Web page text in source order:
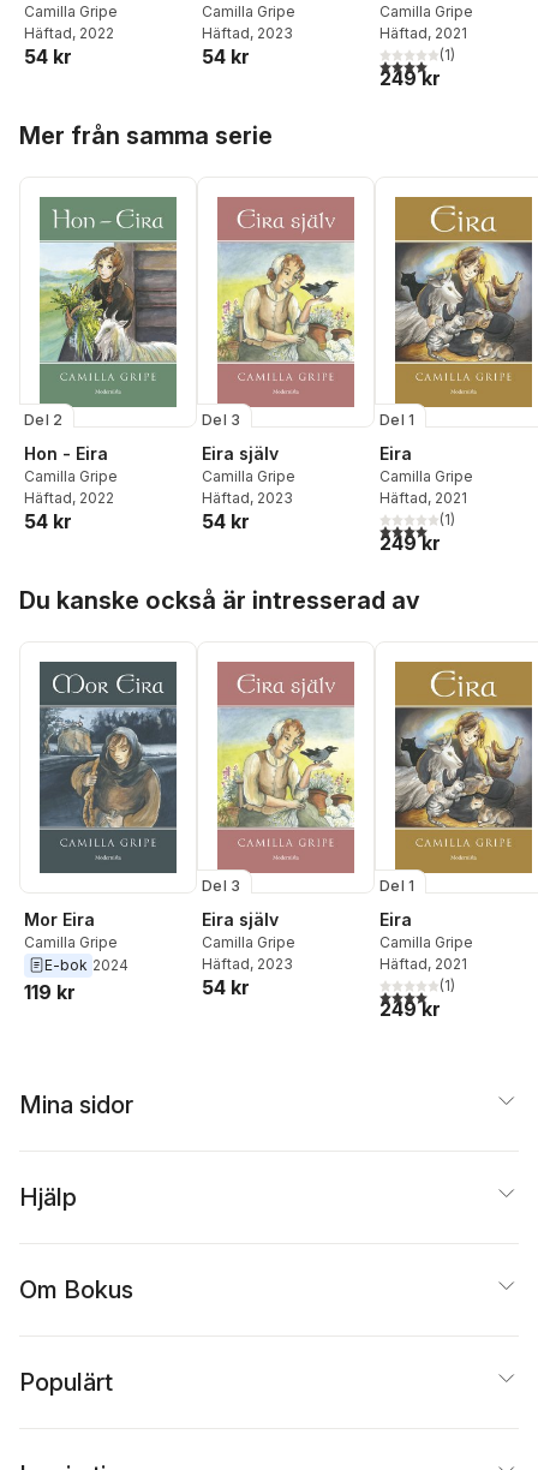
Camilla Gripe
Häftad, 2022
54 kr
Camilla Gripe
Häftad, 2023
54 kr
Camilla Gripe
Häftad, 2021
4,0utav 5 stjärnor.
(1)
249 kr
Mer från samma serie
Del 2
Hon - Eira
Camilla Gripe
Häftad, 2022
54 kr
Del 3
Eira själv
Camilla Gripe
Häftad, 2023
54 kr
Del 1
Eira
Camilla Gripe
Häftad, 2021
4,0utav 5 stjärnor.
(1)
249 kr
Du kanske också är intresserad av
Mor Eira
Camilla Gripe
E-bok 2024
119 kr
Del 3
Eira själv
Camilla Gripe
Häftad, 2023
54 kr
Del 1
Eira
Camilla Gripe
Häftad, 2021
4,0utav 5 stjärnor.
(1)
249 kr
Mina sidor
Hjälp
Om Bokus
Populärt